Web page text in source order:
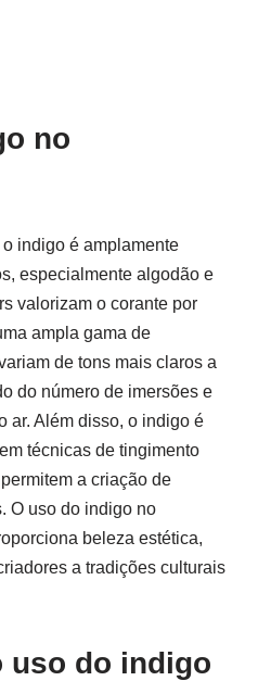
no
indigo é amplamente
especialmente algodão e
valorizam o corante por
ampla gama de
de tons mais claros a
do número de imersões e
ar. Além disso, o indigo é
técnicas de tingimento
a criação de
O uso do indigo no
beleza estética,
a tradições culturais
uso do indigo